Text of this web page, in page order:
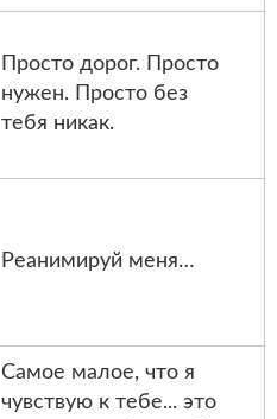
Просто дорог. Просто
нужен. Просто без
тебя никак.
Реанимируй меня…
Самое малое, что я
чувствую к тебе... это